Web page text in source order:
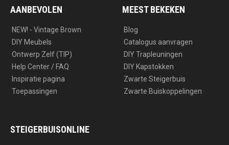
AANBEVOLEN
NEW! - Vintage Brown
DIY Meubels
Ontwerp Zelf (TIP)
Help Center / FAQ
Inspiratie pagina
Toepassingen
MEEST BEKEKEN
Blog
Catalogus aanvragen
DIY Trapleuningen
DIY Kapstokken
Zwarte Steigerbuis
Zwarte Buiskoppelingen
STEIGERBUISONLINE